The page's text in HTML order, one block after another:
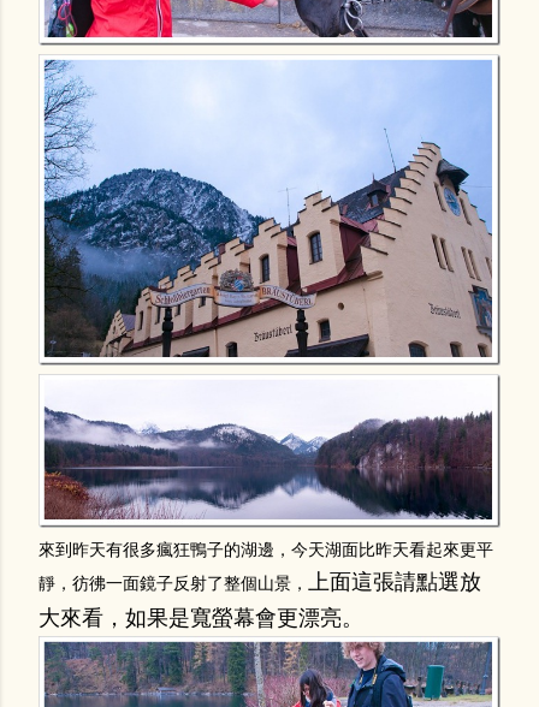
來到昨天有很多瘋狂鴨子的湖邊，今天湖面比昨天看起來更平
靜，彷彿一面鏡子反射了整個山景， 上面這張請點選放
大來看，如果是寬螢幕會更漂亮。